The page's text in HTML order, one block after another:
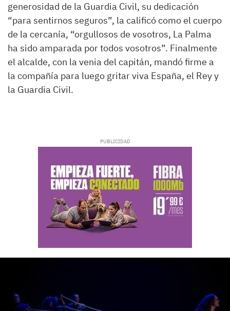
generosidad de la Guardia Civil, su dedicación
“para sentirnos seguros”, la calificó como el cuerpo
de la cercanía, “orgullosos de vosotros, La Palma
ha sido amparada por todos vosotros”. Finalmente
el alcalde, con la venia del capitán, mandó firme a
la compañía para luego gritar viva España, el Rey y
la Guardia Civil.